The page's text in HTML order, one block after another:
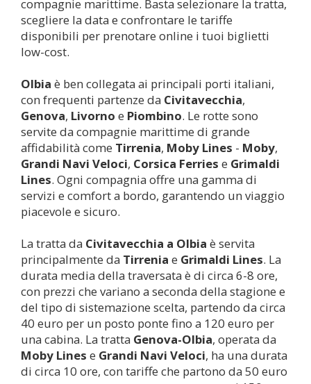
compagnie marittime. Basta selezionare la tratta,
scegliere la data e confrontare le tariffe
disponibili per prenotare online i tuoi biglietti
low-cost.
Olbia è ben collegata ai principali porti italiani,
con frequenti partenze da Civitavecchia,
Genova, Livorno e Piombino. Le rotte sono
servite da compagnie marittime di grande
affidabilità come Tirrenia, Moby Lines - Moby,
Grandi Navi Veloci, Corsica Ferries e Grimaldi
Lines. Ogni compagnia offre una gamma di
servizi e comfort a bordo, garantendo un viaggio
piacevole e sicuro.
La tratta da Civitavecchia a Olbia è servita
principalmente da Tirrenia e Grimaldi Lines. La
durata media della traversata è di circa 6-8 ore,
con prezzi che variano a seconda della stagione e
del tipo di sistemazione scelta, partendo da circa
40 euro per un posto ponte fino a 120 euro per
una cabina. La tratta Genova-Olbia, operata da
Moby Lines e Grandi Navi Veloci, ha una durata
di circa 10 ore, con tariffe che partono da 50 euro